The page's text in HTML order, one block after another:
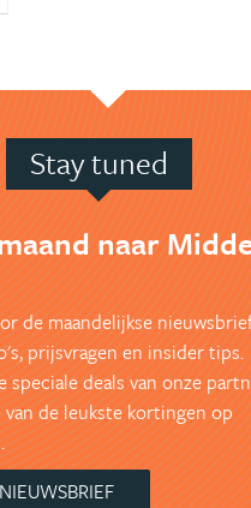
Stay tuned
naar
de maandelijkse
prijsvragen en insider tips.
speciale deals van onze
de leukste kortingen op